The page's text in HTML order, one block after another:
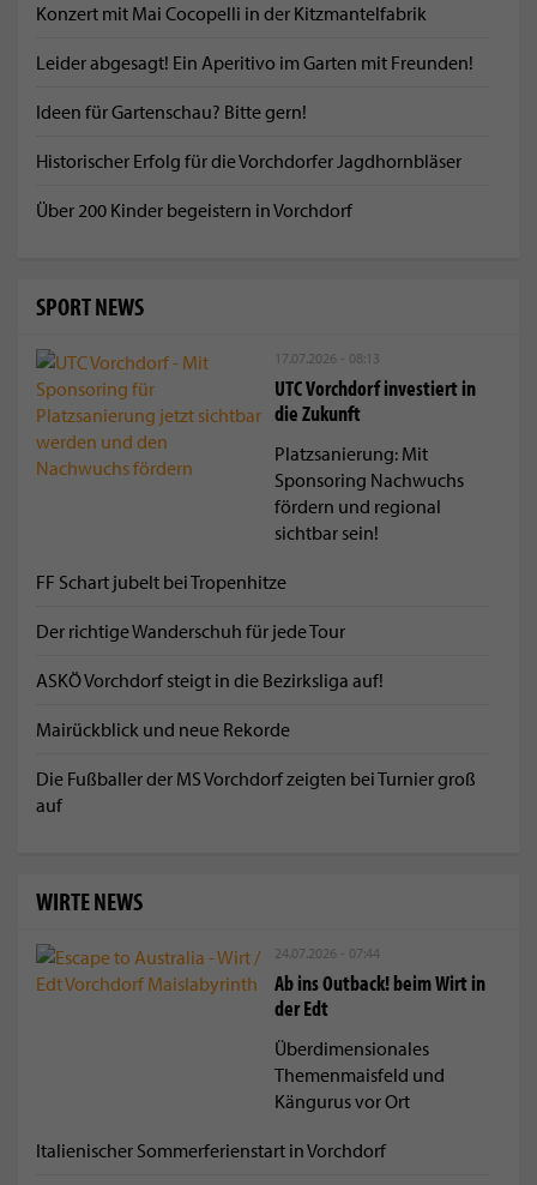
Konzert mit Mai Cocopelli in der Kitzmantelfabrik
Leider abgesagt! Ein Aperitivo im Garten mit Freunden!
Ideen für Gartenschau? Bitte gern!
Historischer Erfolg für die Vorchdorfer Jagdhornbläser
Über 200 Kinder begeistern in Vorchdorf
SPORT NEWS
17.07.2026 - 08:13
UTC Vorchdorf investiert in
die Zukunft
Platzsanierung: Mit
Sponsoring Nachwuchs
fördern und regional
sichtbar sein!
FF Schart jubelt bei Tropenhitze
Der richtige Wanderschuh für jede Tour
ASKÖ Vorchdorf steigt in die Bezirksliga auf!
Mairückblick und neue Rekorde
Die Fußballer der MS Vorchdorf zeigten bei Turnier groß
auf
WIRTE NEWS
24.07.2026 - 07:44
Ab ins Outback! beim Wirt in
der Edt
Überdimensionales
Themenmaisfeld und
Kängurus vor Ort
Italienischer Sommerferienstart in Vorchdorf